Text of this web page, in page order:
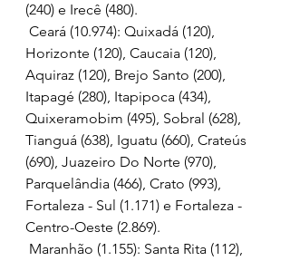
(240) e Irecê (480).
Horizonte (120), Caucaia (120),
Aquiraz (120), Brejo Santo (200),
Itapagé (280), Itapipoca (434),
Quixeramobim (495), Sobral (628),
Tianguá (638), Iguatu (660), Crateús
(690), Juazeiro Do Norte (970),
Parquelândia (466), Crato (993),
Fortaleza - Sul (1.171) e Fortaleza -
Centro-Oeste (2.869).